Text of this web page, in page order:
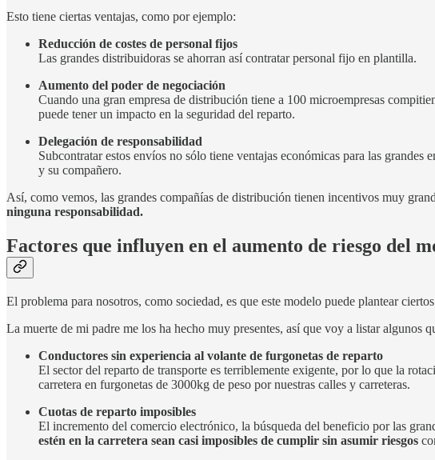
Esto tiene ciertas ventajas, como por ejemplo:
Reducción de costes de personal fijos
Las grandes distribuidoras se ahorran así contratar personal fijo en plantilla.
Aumento del poder de negociación
Cuando una gran empresa de distribución tiene a 100 microempresas
puede tener un impacto en la seguridad del reparto.
Delegación de responsabilidad
Subcontratar estos envíos no sólo tiene ventajas económicas para las
y su compañero.
Así, como vemos, las grandes compañías de distribución tienen incentivos muy
ninguna responsabilidad.
Factores que influyen en el aumento de riesgo del
El problema para nosotros, como sociedad, es que este modelo puede plantear
La muerte de mi padre me los ha hecho muy presentes, así que voy a listar algunos
Conductores sin experiencia al volante de furgonetas de reparto
El sector del reparto de transporte es terriblemente exigente, por lo que la
carretera en furgonetas de 3000kg de peso por nuestras calles y carreteras.
Cuotas de reparto imposibles
El incremento del comercio electrónico, la búsqueda del beneficio por las
estén en la carretera sean casi imposibles de cumplir sin asumir riesgos